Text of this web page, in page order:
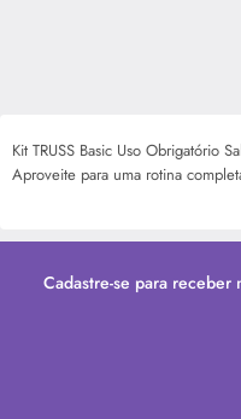
Kit TRUSS Basic Uso Obrigatório
Aproveite para uma rotina
Cadastre-se para